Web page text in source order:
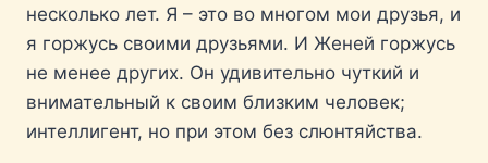
несколько лет. Я – это во многом мои друзья, и
я горжусь своими друзьями. И Женей горжусь
не менее других. Он удивительно чуткий и
внимательный к своим близким человек;
интеллигент, но при этом без слюнтяйства.